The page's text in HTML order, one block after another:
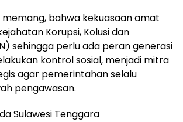
bahwa kekuasaan amat
Korupsi, Kolusi dan
sehingga perlu ada peran generasi
kontrol sosial, menjadi mitra
agar pemerintahan selalu
pengawasan.
Sulawesi Tenggara